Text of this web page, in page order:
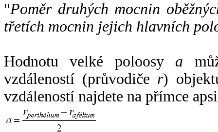
"Poměr druhých mocnin
třetích mocnin jejich hlavních
Hodnotu velké poloosy a
vzdáleností (průvodiče r)
vzdáleností najdete na přímce